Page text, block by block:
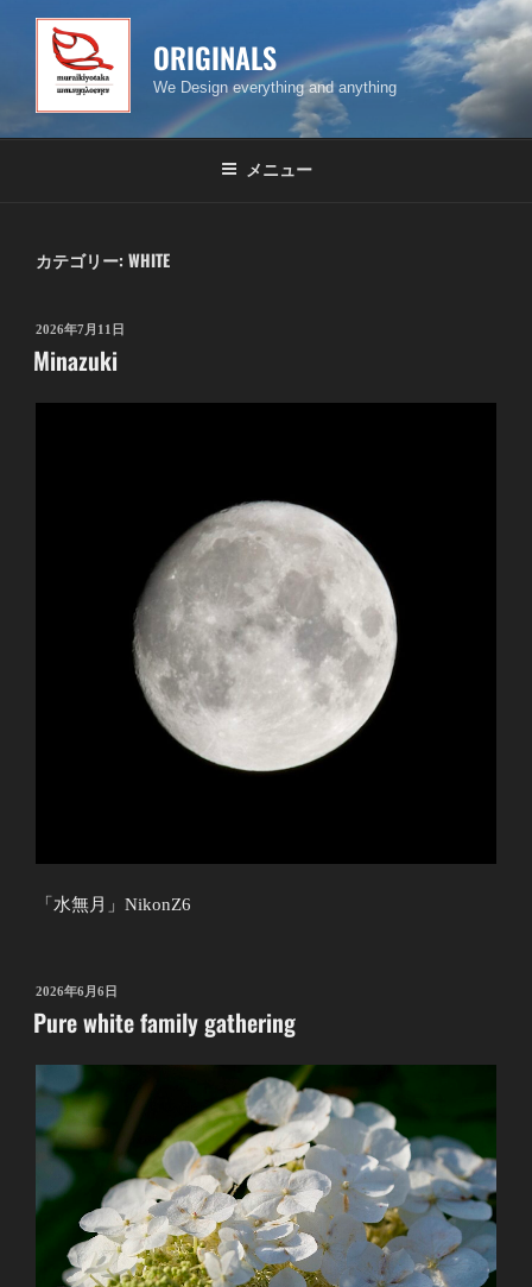
ORIGINALS
We Design everything and anything
メニュー
カテゴリー: WHITE
投
稿
日:
2026年7月11日
Minazuki
「水無月」NikonZ6
投
稿
日:
2026年6月6日
Pure white family gathering